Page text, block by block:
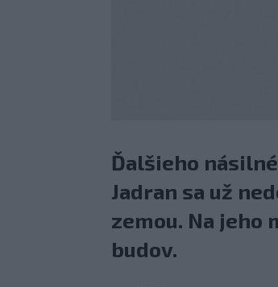
Ďalšieho
Jadran sa už
zemou. Na
budov.